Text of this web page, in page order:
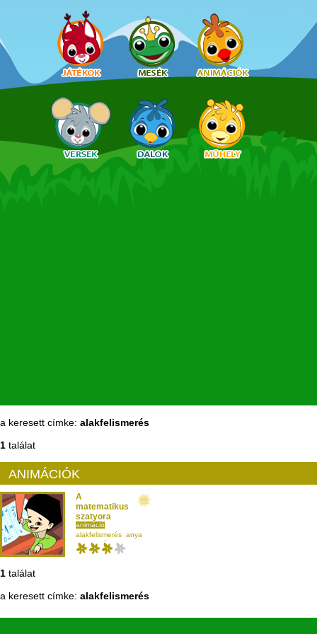
a keresett címke: alakfelismerés
1 találat
ANIMÁCIÓK
A
matematikus
szatyora
animáció
Jónás Tamás
Csöre Gábor
Janoch Lívia
alakfelismerés anya
matematika
másodikosnak
1 találat
a keresett címke: alakfelismerés